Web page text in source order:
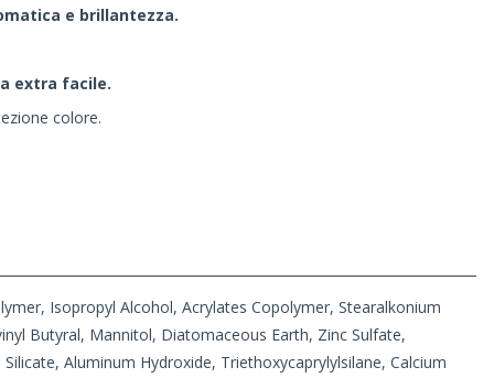
e brillantezza.
extra facile.
colore.
Isopropyl Alcohol, Acrylates Copolymer, Stearalkonium
Butyral, Mannitol, Diatomaceous Earth, Zinc Sulfate,
Aluminum Hydroxide, Triethoxycaprylylsilane, Calcium